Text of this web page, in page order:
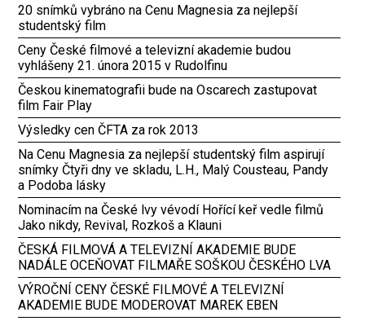
20 snímků vybráno na Cenu Magnesia za nejlepší
studentský film
Ceny České filmové a televizní akademie budou
vyhlášeny 21. února 2015 v Rudolfinu
Českou kinematografii bude na Oscarech zastupovat
film Fair Play
Výsledky cen ČFTA za rok 2013
Na Cenu Magnesia za nejlepší studentský film aspirují
snímky Čtyři dny ve skladu, L.H., Malý Cousteau, Pandy
a Podoba lásky
Nominacím na České lvy vévodí Hořící keř vedle filmů
Jako nikdy, Revival, Rozkoš a Klauni
ČESKÁ FILMOVÁ A TELEVIZNÍ AKADEMIE BUDE
NADÁLE OCEŇOVAT FILMAŘE SOŠKOU ČESKÉHO LVA
VÝROČNÍ CENY ČESKÉ FILMOVÉ A TELEVIZNÍ
AKADEMIE BUDE MODEROVAT MAREK EBEN